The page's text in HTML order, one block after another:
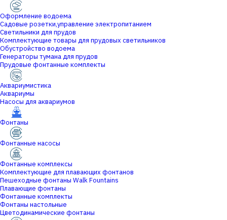
Оформление водоема
Садовые розетки,управление электропитанием
Светильники для прудов
Комплектующие товары для прудовых светильников
Обустройство водоема
Генераторы тумана для прудов
Прудовые фонтанные комплекты
Аквариумистика
Аквариумы
Насосы для аквариумов
Фонтаны
Фонтанные насосы
Фонтанные комплексы
Комплектующие для плавающих фонтанов
Пешеходные фонтаны Walk Fountains
Плавающие фонтаны
Фонтанные комплекты
Фонтаны настольные
Цветодинамические фонтаны